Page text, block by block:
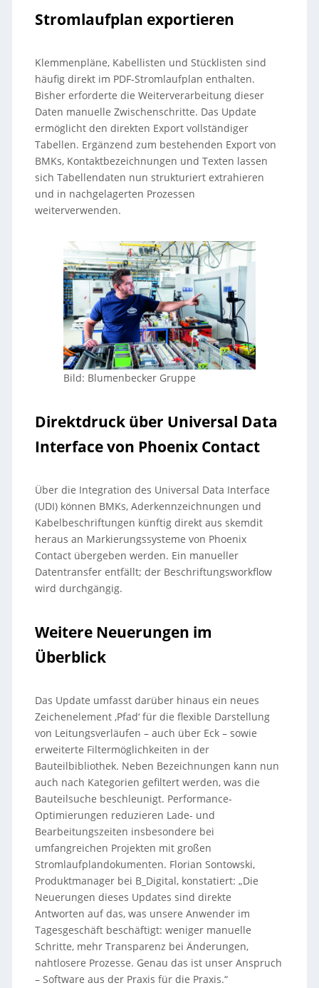
Stromlaufplan exportieren
Klemmenpläne, Kabellisten und Stücklisten sind
häufig direkt im PDF-Stromlaufplan enthalten.
Bisher erforderte die Weiterverarbeitung dieser
Daten manuelle Zwischenschritte. Das Update
ermöglicht den direkten Export vollständiger
Tabellen. Ergänzend zum bestehenden Export von
BMKs, Kontaktbezeichnungen und Texten lassen
sich Tabellendaten nun strukturiert extrahieren
und in nachgelagerten Prozessen
weiterverwenden.
Bild: Blumenbecker Gruppe
Direktdruck über Universal Data
Interface von Phoenix Contact
Über die Integration des Universal Data Interface
(UDI) können BMKs, Aderkennzeichnungen und
Kabelbeschriftungen künftig direkt aus skemdit
heraus an Markierungssysteme von Phoenix
Contact übergeben werden. Ein manueller
Datentransfer entfällt; der Beschriftungsworkflow
wird durchgängig.
Weitere Neuerungen im
Überblick
Das Update umfasst darüber hinaus ein neues
Zeichenelement ‚Pfad‘ für die flexible Darstellung
von Leitungsverläufen – auch über Eck – sowie
erweiterte Filtermöglichkeiten in der
Bauteilbibliothek. Neben Bezeichnungen kann nun
auch nach Kategorien gefiltert werden, was die
Bauteilsuche beschleunigt. Performance-
Optimierungen reduzieren Lade- und
Bearbeitungszeiten insbesondere bei
umfangreichen Projekten mit großen
Stromlaufplandokumenten. Florian Sontowski,
Produktmanager bei B_Digital, konstatiert: „Die
Neuerungen dieses Updates sind direkte
Antworten auf das, was unsere Anwender im
Tagesgeschäft beschäftigt: weniger manuelle
Schritte, mehr Transparenz bei Änderungen,
nahtlosere Prozesse. Genau das ist unser Anspruch
– Software aus der Praxis für die Praxis.“